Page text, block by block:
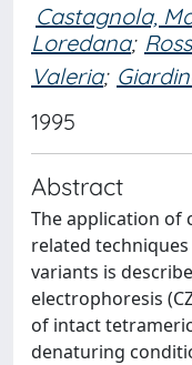
Castagnola,
Loredana;
Valeria;
1995
Abstract
The application of
related
variants is
electrophoresis
of intact
denaturing